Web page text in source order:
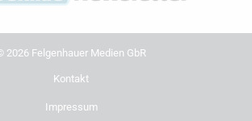
2026 Felgenhauer Medien GbR
Kontakt
Impressum